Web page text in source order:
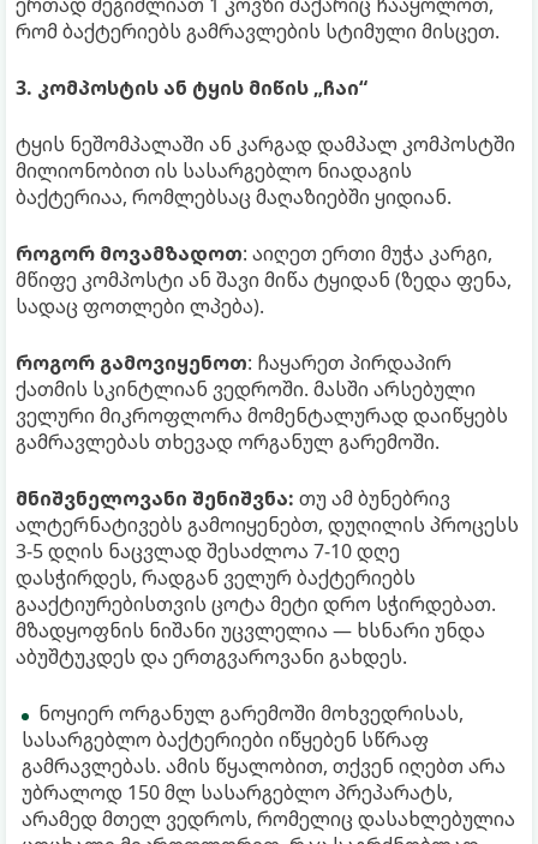
რომ ბაქტერიებს გამრავლების სტიმული მისცეთ.
3. კომპოსტის ან ტყის მიწის „ჩაი“
ტყის ნეშომპალაში ან კარგად დამპალ კომპოსტში
მილიონობით ის სასარგებლო ნიადაგის
ბაქტერიაა, რომლებსაც მაღაზიებში ყიდიან.
როგორ მოვამზადოთ: აიღეთ ერთი მუჭა კარგი,
მწიფე კომპოსტი ან შავი მიწა ტყიდან (ზედა ფენა,
სადაც ფოთლები ლპება).
როგორ გამოვიყენოთ: ჩაყარეთ პირდაპირ
ქათმის სკინტლიან ვედროში. მასში არსებული
ველური მიკროფლორა მომენტალურად დაიწყებს
გამრავლებას თხევად ორგანულ გარემოში.
მნიშვნელოვანი შენიშვნა: თუ ამ ბუნებრივ
ალტერნატივებს გამოიყენებთ, დუღილის პროცესს
3-5 დღის ნაცვლად შესაძლოა 7-10 დღე
დასჭირდეს, რადგან ველურ ბაქტერიებს
გააქტიურებისთვის ცოტა მეტი დრო სჭირდებათ.
მზადყოფნის ნიშანი უცვლელია — ხსნარი უნდა
აბუშტუკდეს და ერთგვაროვანი გახდეს.
ნოყიერ ორგანულ გარემოში მოხვედრისას,
სასარგებლო ბაქტერიები იწყებენ სწრაფ
გამრავლებას. ამის წყალობით, თქვენ იღებთ არა
უბრალოდ 150 მლ სასარგებლო პრეპარატს,
არამედ მთელ ვედროს, რომელიც დასახლებულია